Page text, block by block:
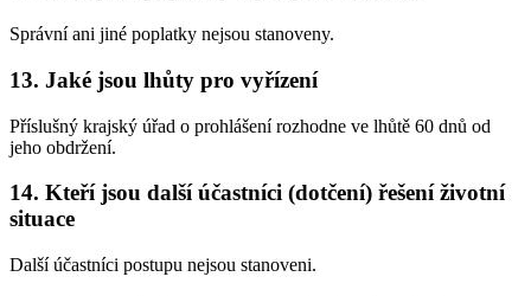
Správní ani jiné poplatky nejsou stanoveny.
13. Jaké jsou lhůty pro vyřízení
Příslušný krajský úřad o prohlášení rozhodne ve lhůtě 60 dnů od
jeho obdržení.
14. Kteří jsou další účastníci (dotčení) řešení životní
situace
Další účastníci postupu nejsou stanoveni.